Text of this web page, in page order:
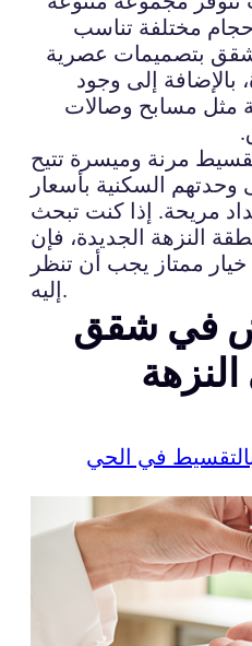
مختلفة تناسب
بتصميمات عصرية
بالإضافة إلى وجود
مثل مسابح وصالات
مرنة وميسرة تتيح
السكنية بأسعار
مريحة. إذا كنت تبحث
النزهة الجديدة، فإن
ممتاز يجب أن تنظر
إليه.
في شقق
في الحي